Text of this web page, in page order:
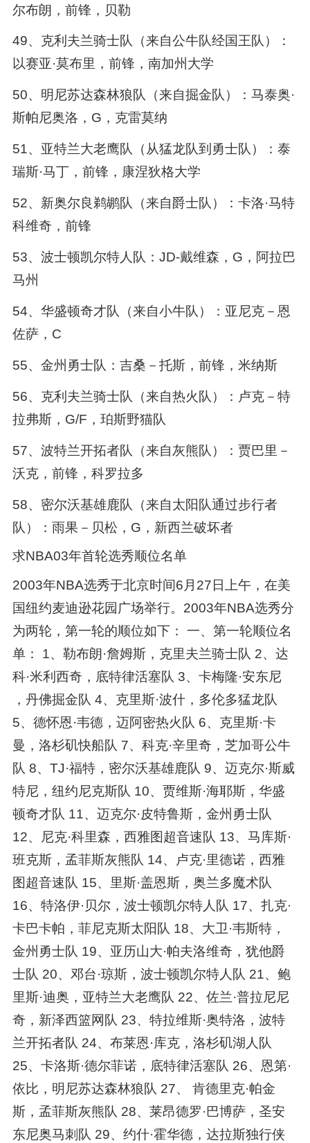
尔布朗，前锋，贝勒
49、克利夫兰骑士队（来自公牛队经国王队）：
以赛亚·莫布里，前锋，南加州大学
50、明尼苏达森林狼队（来自掘金队）：马泰奥·
斯帕尼奥洛，G，克雷莫纳
51、亚特兰大老鹰队（从猛龙队到勇士队）：泰
瑞斯·马丁，前锋，康涅狄格大学
52、新奥尔良鹈鹕队（来自爵士队）：卡洛·马特
科维奇，前锋
53、波士顿凯尔特人队：JD-戴维森，G，阿拉巴
马州
54、华盛顿奇才队（来自小牛队）：亚尼克－恩
佐萨，C
55、金州勇士队：吉桑－托斯，前锋，米纳斯
56、克利夫兰骑士队（来自热火队）：卢克－特
拉弗斯，G/F，珀斯野猫队
57、波特兰开拓者队（来自灰熊队）：贾巴里－
沃克，前锋，科罗拉多
58、密尔沃基雄鹿队（来自太阳队通过步行者
队）：雨果－贝松，G，新西兰破坏者
求NBA03年首轮选秀顺位名单
2003年NBA选秀于北京时间6月27日上午，在美
国纽约麦迪逊花园广场举行。2003年NBA选秀分
为两轮，第一轮的顺位如下： 一、第一轮顺位名
单： 1、勒布朗·詹姆斯，克里夫兰骑士队 2、达
科·米利西奇，底特律活塞队 3、卡梅隆·安东尼
，丹佛掘金队 4、克里斯·波什，多伦多猛龙队
5、德怀恩·韦德，迈阿密热火队 6、克里斯·卡
曼，洛杉矶快船队 7、科克·辛里奇，芝加哥公牛
队 8、TJ·福特，密尔沃基雄鹿队 9、迈克尔·斯威
特尼，纽约尼克斯队 10、贾维斯·海耶斯，华盛
顿奇才队 11、迈克尔·皮特鲁斯，金州勇士队
12、尼克·科里森，西雅图超音速队 13、马库斯·
班克斯，孟菲斯灰熊队 14、卢克·里德诺，西雅
图超音速队 15、里斯·盖恩斯，奥兰多魔术队
16、特洛伊·贝尔，波士顿凯尔特人队 17、扎克·
卡巴卡帕，菲尼克斯太阳队 18、大卫·韦斯特，
金州勇士队 19、亚历山大·帕夫洛维奇，犹他爵
士队 20、邓台·琼斯，波士顿凯尔特人队 21、鲍
里斯·迪奥，亚特兰大老鹰队 22、佐兰·普拉尼尼
奇，新泽西篮网队 23、特拉维斯·奥特洛，波特
兰开拓者队 24、布莱恩·库克，洛杉矶湖人队
25、卡洛斯·德尔菲诺，底特律活塞队 26、恩第·
依比，明尼苏达森林狼队 27、 肯德里克·帕金
斯，孟菲斯灰熊队 28、莱昂德罗·巴博萨，圣安
东尼奥马刺队 29、约什·霍华德，达拉斯独行侠